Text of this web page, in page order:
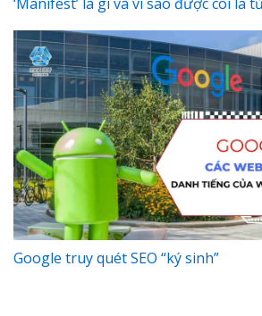
Google truy quét SEO “ký sinh”